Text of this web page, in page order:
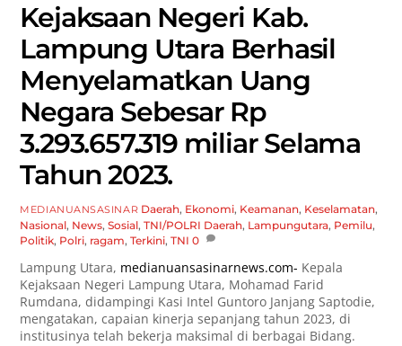
Kejaksaan Negeri Kab.
Lampung Utara Berhasil
Menyelamatkan Uang
Negara Sebesar Rp
3.293.657.319 miliar Selama
Tahun 2023.
MEDIANUANSASINAR Daerah, Ekonomi, Keamanan, Keselamatan,
Nasional, News,Sosial,TNI/POLRI Daerah, Lampungutara, Pemilu,
Politik, Polri, ragam,Terkini,TNI 0
Lampung Utara, medianuansasinarnews.com- Kepala
Kejaksaan Negeri Lampung Utara, Mohamad Farid
Rumdana, didampingi Kasi Intel Guntoro Janjang Saptodie,
mengatakan, capaian kinerja sepanjang tahun 2023, di
institusinya telah bekerja maksimal di berbagai Bidang.